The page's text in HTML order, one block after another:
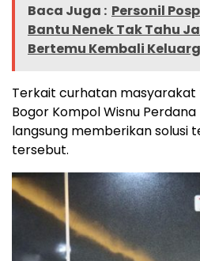
Baca Juga : Personil
Bantu Nenek Tak Tahu
Bertemu Kembali
Terkait curhatan
Bogor Kompol Wisnu
langsung memberikan solusi
tersebut.